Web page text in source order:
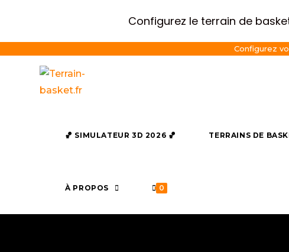
Configurez
🏀​ SIMULATEUR 3D 2026 ​🏀 TERRAINS DE
À PROPOS 0
Configurez le terrain de